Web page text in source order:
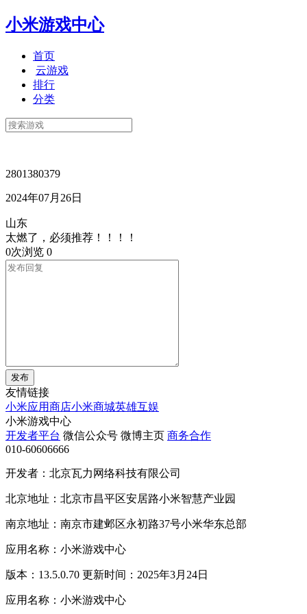
小米游戏中心
首页
云游戏
排行
分类
2801380379
2024年07月26日
山东
太燃了，必须推荐！！！！
0次浏览 0
发布
友情链接
小米应用商店小米商城英雄互娱
小米游戏中心
开发者平台 微信公众号 微博主页 商务合作
010-60606666
开发者：北京瓦力网络科技有限公司
北京地址：北京市昌平区安居路小米智慧产业园
南京地址：南京市建邺区永初路37号小米华东总部
应用名称：小米游戏中心
版本：13.5.0.70 更新时间：2025年3月24日
应用名称：小米游戏中心